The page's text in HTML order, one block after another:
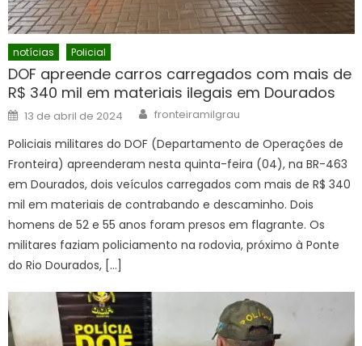
notícias Policial
DOF apreende carros carregados com mais de
R$ 340 mil em materiais ilegais em Dourados
Posted
on
13 de abril de 2024 Author
fronteiramilgrau
Policiais militares do DOF (Departamento de Operações de
Fronteira) apreenderam nesta quinta-feira (04), na BR-463
em Dourados, dois veículos carregados com mais de R$ 340
mil em materiais de contrabando e descaminho. Dois
homens de 52 e 55 anos foram presos em flagrante. Os
militares faziam policiamento na rodovia, próximo à Ponte
do Rio Dourados, […]